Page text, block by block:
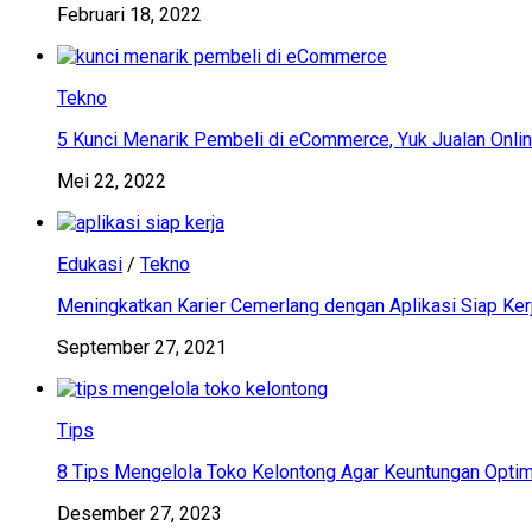
Februari 18, 2022
Tekno
5 Kunci Menarik Pembeli di eCommerce, Yuk Jualan
Mei 22, 2022
Edukasi / Tekno
Meningkatkan Karier Cemerlang dengan Aplikasi Siap
September 27, 2021
Tips
8 Tips Mengelola Toko Kelontong Agar Keuntungan
Desember 27, 2023